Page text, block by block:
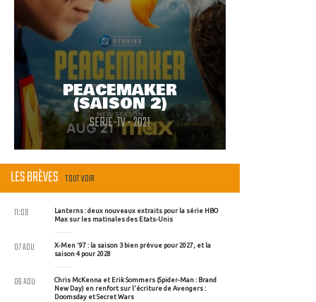
PEACEMAKER
(SAISON 2)
SERIE-TV - 2021
LES BRÈVES TOUT VOIR
Lanterns : deux nouveaux extraits pour la série HBO
Max sur les matinales des Etats-Unis
11:09
X-Men '97 : la saison 3 bien prévue pour 2027, et la
saison 4 pour 2028
07 AOU
Chris McKenna et Erik Sommers (Spider-Man : Brand
New Day) en renfort sur l'écriture de Avengers :
Doomsday et Secret Wars
06 AOU